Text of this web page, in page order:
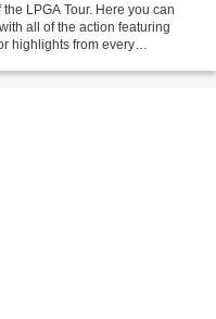
LPGA Tour. Here you can
all of the action featuring
highlights from every